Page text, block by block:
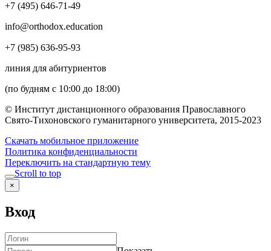
+7 (495) 646-71-49
info@orthodox.education
+7 (985) 636-95-93
линия для абитуриентов
(по будням с 10:00 до 18:00)
© Институт дистанционного образования Православного
Свято-Тихоновского гуманитарного университета, 2015-2023
Скачать мобильное приложение
Политика конфиденциальности
Переключить на стандартную тему
Scroll to top
×
Вход